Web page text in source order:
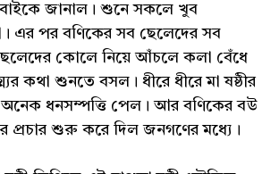
জানাল। শুনে সকলে খুব
এর পর বণিকের সব ছেলেদের সব
কোলে নিয়ে আঁচলে কলা বেঁধে
কথা শুনতে বসল। ধীরে ধীরে মা ষষ্ঠীর
অনেক ধনসম্পত্তি পেল। আর বণিকের বউ
প্রচার শুরু করে দিল জনগণের মধ্যে।